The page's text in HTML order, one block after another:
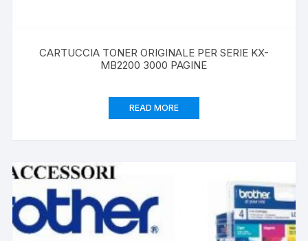
CARTUCCIA TONER ORIGINALE PER SERIE KX-
MB2200 3000 PAGINE
READ MORE